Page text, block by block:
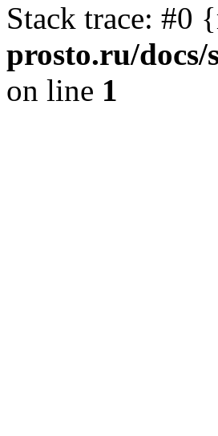
Stack trace:
prosto.ru/docs/
on line 1